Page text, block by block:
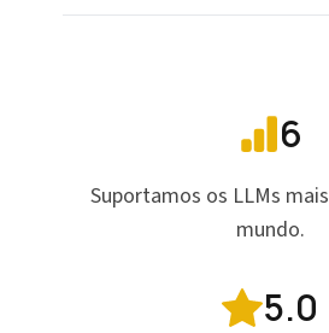
6
Suportamos os LLMs
mundo.
5.0